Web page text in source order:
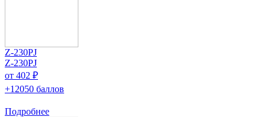
Z-230PJ
Z-230PJ
от 402 ₽
+12050 баллов
Подробнее